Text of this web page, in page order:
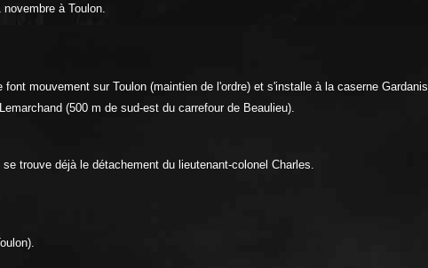
à Toulon.
mouvement sur Toulon (maintien de l'ordre) et s'installe à la caserne Gardanis.
(500 m de sud-est du carrefour de Beaulieu).
trouve déjà le détachement du lieutenant-colonel Charles.